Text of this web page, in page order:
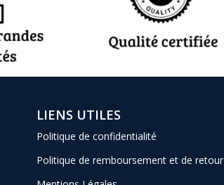
LIENS UTILES
Politique de confidentialité
Politique de remboursement et de retour